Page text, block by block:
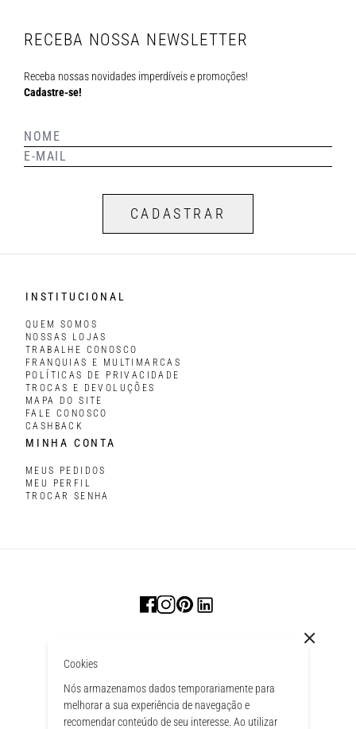
Cookies
Nós armazenamos dados temporariamente para
melhorar a sua experiência de navegação e
recomendar conteúdo de seu interesse. Ao utilizar
RECEBA NOSSA NEWSLETTER
Receba nossas novidades imperdíveis e promoções!
Cadastre-se!
CADASTRAR
INSTITUCIONAL
QUEM SOMOS
NOSSAS LOJAS
TRABALHE CONOSCO
FRANQUIAS E MULTIMARCAS
POLÍTICAS DE PRIVACIDADE
TROCAS E DEVOLUÇÕES
MAPA DO SITE
FALE CONOSCO
CASHBACK
MINHA CONTA
MEUS PEDIDOS
MEU PERFIL
TROCAR SENHA